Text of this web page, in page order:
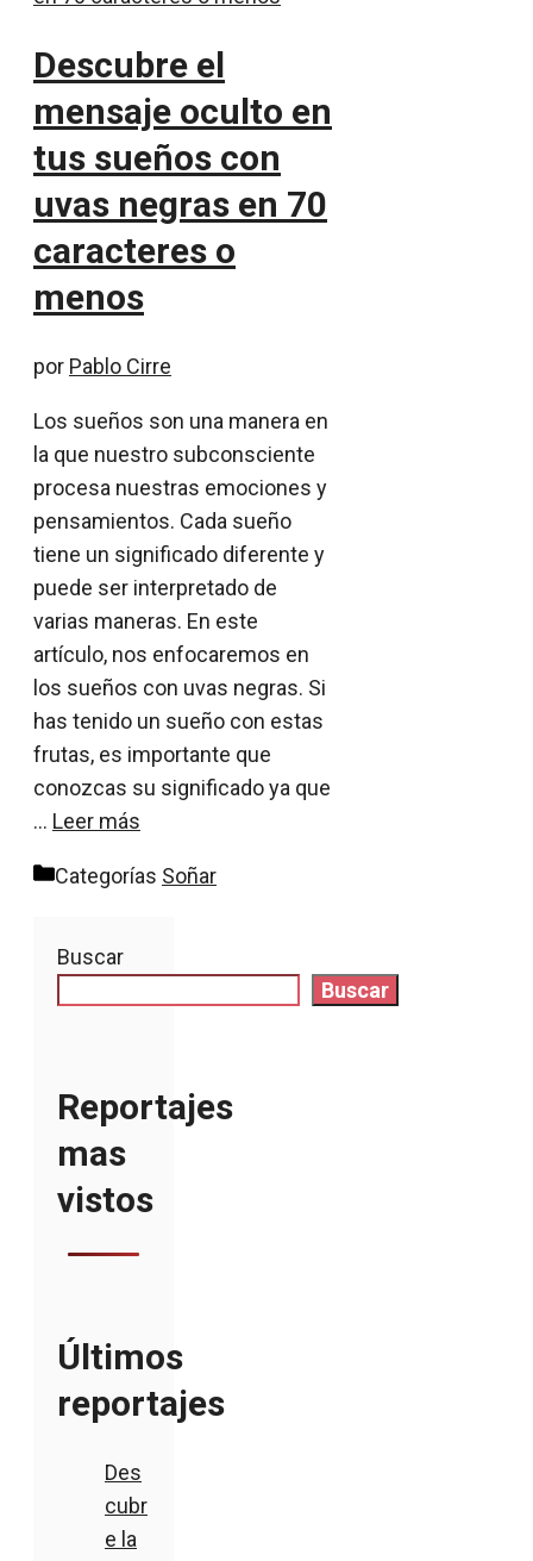
Descubre el
mensaje oculto en
tus sueños con
uvas negras en 70
caracteres o
menos
por Pablo Cirre
Los sueños son una manera en
la que nuestro subconsciente
procesa nuestras emociones y
pensamientos. Cada sueño
tiene un significado diferente y
puede ser interpretado de
varias maneras. En este
artículo, nos enfocaremos en
los sueños con uvas negras. Si
has tenido un sueño con estas
frutas, es importante que
conozcas su significado ya que
… Leer más
Categorías Soñar
Buscar
Buscar
Reportajes
mas
vistos
Últimos
reportajes
Des
cubr
e la